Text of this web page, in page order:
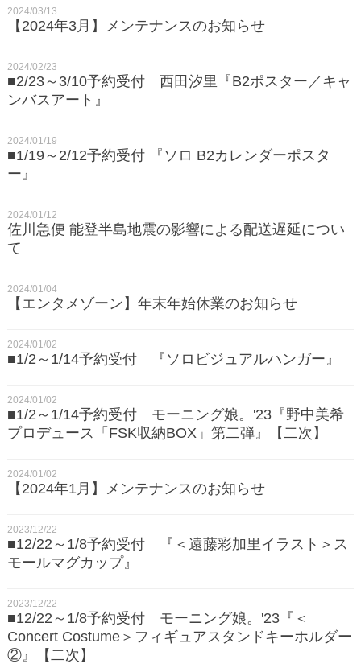
2024/03/13
【2024年3月】メンテナンスのお知らせ
2024/02/23
■2/23～3/10予約受付 西田汐里『B2ポスター／キャ
ンバスアート』
2024/01/19
■1/19～2/12予約受付 『ソロ B2カレンダーポスタ
ー』
2024/01/12
佐川急便 能登半島地震の影響による配送遅延につい
て
2024/01/04
【エンタメゾーン】年末年始休業のお知らせ
2024/01/02
■1/2～1/14予約受付 『ソロビジュアルハンガー』
2024/01/02
■1/2～1/14予約受付 モーニング娘。'23『野中美希
プロデュース「FSK収納BOX」第二弾』【二次】
2024/01/02
【2024年1月】メンテナンスのお知らせ
2023/12/22
■12/22～1/8予約受付 『＜遠藤彩加里イラスト＞ス
モールマグカップ』
2023/12/22
■12/22～1/8予約受付 モーニング娘。'23『＜
Concert Costume＞フィギュアスタンドキーホルダー
②』【二次】